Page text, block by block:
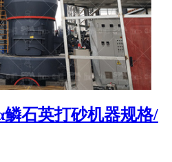
鳞石英打砂机器规格/